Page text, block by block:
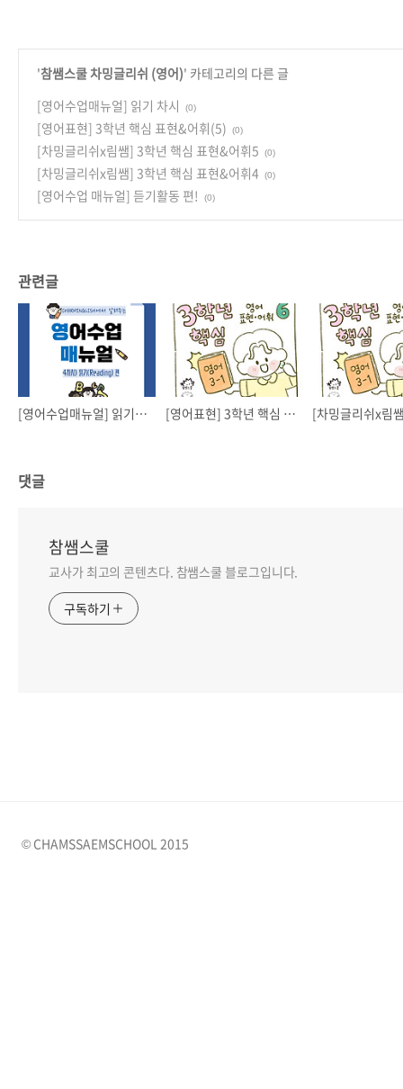
'참쌤스쿨 차밍글리쉬 (영어)' 카테고리의 다른 글
[영어수업매뉴얼] 읽기 차시
(0)
[영어표현] 3학년 핵심 표현&어휘(5) (0)
[차밍글리쉬x림쌤] 3학년 핵심 표현&어휘5 (0)
[차밍글리쉬x림쌤] 3학년 핵심 표현&어휘4 (0)
[영어수업 매뉴얼] 듣기활동 편! (0)
관련글
[영어수업매뉴얼] 읽기 차시 [영어표현] 3학년 핵심 표현&어휘(5)
댓글
참쌤스쿨
교사가 최고의 콘텐츠다. 참쌤스쿨 블로그입니다.
구독하기
© CHAMSSAEMSCHOOL 2015